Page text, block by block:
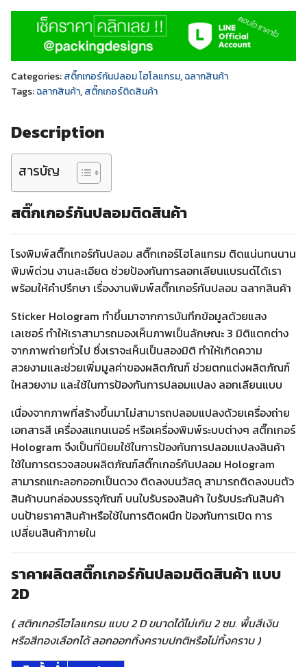
Categories:สติ๊กเกอร์กันปลอม โฮโลแกรม,ฉลากสินค้า
Tags:ฉลากสินค้า,สติ๊กเกอร์ติดสินค้า
Description
สารบัญ
สติ๊กเกอร์กันปลอมติดสินค้า
โรงพิมพ์สติ๊กเกอร์กันปลอม สติ๊กเกอร์โฮโลแกรม ติดแน่นทนนาน
พิมพ์ด่วน งานละเอียด ช่วยป้องกันการลอกเลียนแบรนด์ได้เรา
พร้อมให้คำปรึกษา เรื่องงานพิมพ์สติ๊กเกอร์กันปลอม ฉลากสินค้า
Sticker Hologram ทำขึ้นมาจากการบันทึกข้อมูลด้วยแสง
เลเซอร์ ทำให้เราสามารถมองเห็นภาพเป็นลักษณะ 3 มิติแตกต่าง
จากภาพถ่ายทั่วไป ซึ่งเราจะเห็นเป็นสองมิติ ทำให้เกิดความ
สวยงามและช่วยเพิ่มมูลค่าของผลิตภัณฑ์ ช่วยตกแต่งผลิตภัณฑ์
ใหสวยงาม และใช้ในการป้องกันการปลอมแปลง ลอกเลียนแบบ
เนื่องจากภาพที่สร้างขึ้นมาไม่สามารถปลอมแปลงด้วยเครื่องถ่าย
เอกสารสี เครื่องสแกนเนอร์ หรือเครื่องพิมพ์ระบบต่างๆ สติ๊กเกอร์
Hologram จึงเป็นที่นิยมใช้ในการป้องกันการปลอมแปลงสินค้า
ใช้ในการตรวจสอบผลิตภัณฑ์สติ๊กเกอร์กันปลอม Hologram
สามารถแกะลอกออกเป็นดวง ติดลงบนวัสดุ สามารถติดลงบนตัว
สินค้าบนกล่องบรรจุภัณฑ์ บนใบรับรองสินค้า ใบรับประกันสินค้า
บนป้ายราคาสินค้าหรือใช้ในการติดผนึก ป้องกันการเปิด การ
เปลี่ยนสินค้าภายใน
ราคาผลิตสติ๊กเกอร์กันปลอมติดสินค้า แบบ
2D
( สติกเกอร์โฮโลแกรม แบบ 2 D ขนาดได้ไม่เกิน 2 ซม. พื้นสีเงิน
หรือสีทองเลือกได้ ลอกออกทิ้งคราบปกติหรือไม่ทิ้งคราบ )